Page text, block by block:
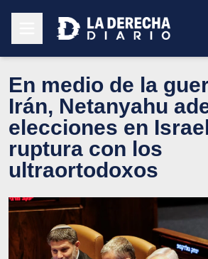
En medio de la
Irán, Netanyahu
elecciones en
ruptura con los
ultraortodoxos